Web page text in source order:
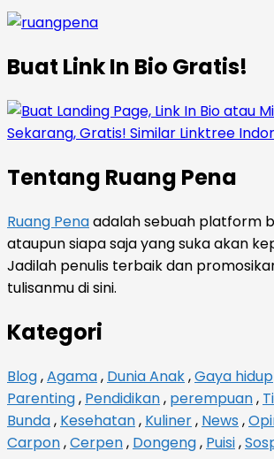
Buat Link In Bio Gratis!
Tentang Ruang Pena
Ruang Penaadalah sebuah platform
ataupun siapa saja yang suka akan
Jadilah penulis terbaik dan
tulisanmu di sini.
Kategori
Blog,Agama, Dunia Anak,Gaya hidup
Parenting, Pendidikan, perempuan,
Bunda, Kesehatan, Kuliner, News ,
Carpon,Cerpen, Dongeng, Puisi,